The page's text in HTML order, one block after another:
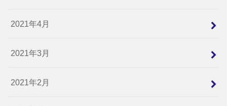
2021年4月
2021年3月
2021年2月